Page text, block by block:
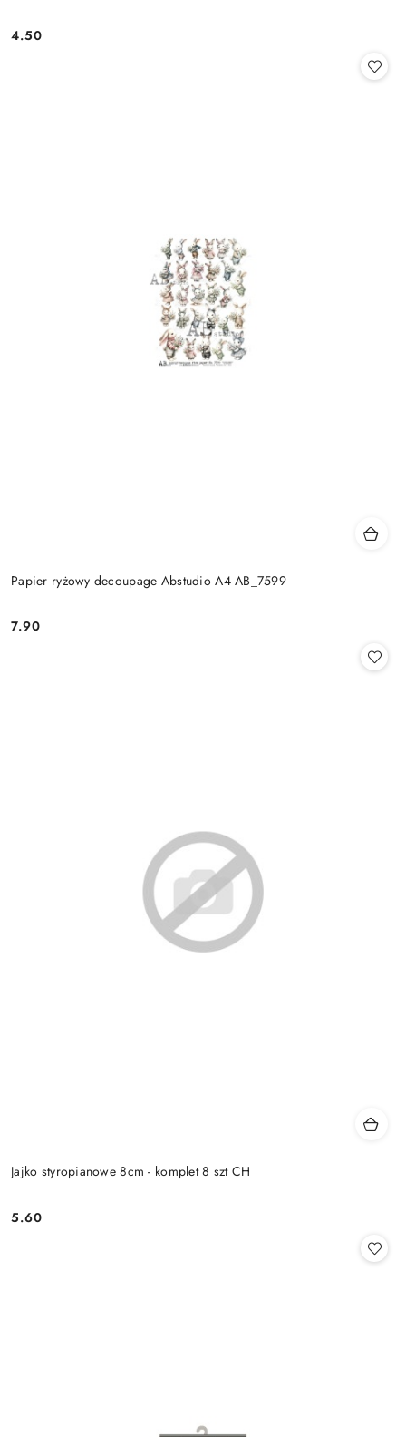
Cena:
4.50
Papier ryżowy decoupage Abstudio A4 AB_7599
Cena:
7.90
Jajko styropianowe 8cm - komplet 8 szt CH
Cena:
5.60